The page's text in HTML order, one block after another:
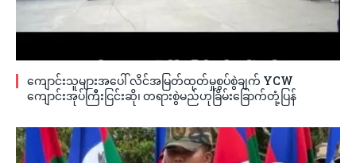
ကျောင်းသူများအပေါ် လိင်အမြတ်ထုတ်မှုစွပ်စွဲချက် YCW
ကျောင်းအုပ်ကြီးငြင်းဆို၊ တရားစွဲမည်ဟုခြိမ်းခြောက်တုံ့ပြန်